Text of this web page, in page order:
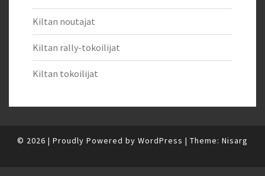
Kiltan noutajat
Kiltan rally-tokoilijat
Kiltan tokoilijat
© 2026 | Proudly Powered by WordPress | Theme: Nisarg